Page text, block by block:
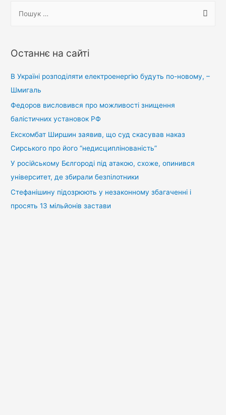
у
:
Останнє на сайті
В Україні розподіляти електроенергію будуть по-новому, –
Шмигаль
Федоров висловився про можливості знищення
балістичних установок РФ
Екскомбат Ширшин заявив, що суд скасував наказ
Сирського про його “недисциплінованість”
У російському Бєлгороді під атакою, схоже, опинився
університет, де збирали безпілотники
Стефанішину підозрюють у незаконному збагаченні і
просять 13 мільйонів застави